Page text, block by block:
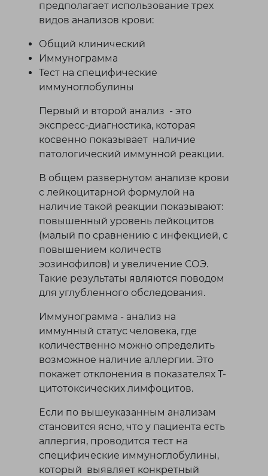
предполагает использование трех
видов анализов крови:
Общий клинический
Иммунограмма
Тест на специфические
иммуноглобулины
Первый и второй анализ - это
экспресс-диагностика, которая
косвенно показывает наличие
патологический иммунной реакции.
В общем развернутом анализе крови
с лейкоцитарной формулой на
наличие такой реакции показывают:
повышенный уровень лейкоцитов
(малый по сравнению с инфекцией, с
повышением количеств
эозинофилов) и увеличение СОЭ.
Такие результаты являются поводом
для углубленного обследования.
Иммунограмма - анализ на
иммунный статус человека, где
количественно можно определить
возможное наличие аллергии. Это
покажет отклонения в показателях T-
цитотоксических лимфоцитов.
Если по вышеуказанным анализам
становится ясно, что у пациента есть
аллергия, проводится тест на
специфические иммуноглобулины,
который выявляет конкретный